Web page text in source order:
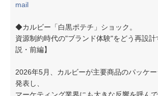
mail
◆カルビー「白黒ポテチ」ショック。
資源制約時代の"ブランド体験"をどう再設
説・前編】
2026年5月、カルビーが主要商品のパッケ
発表し、